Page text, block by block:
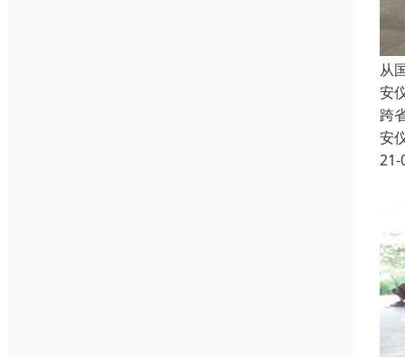
从
安
跨
安
21-